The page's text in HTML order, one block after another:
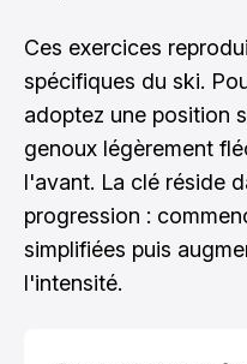
Ces exercices
spécifiques du ski.
adoptez une position
genoux légèrement
l'avant. La clé réside
progression :
simplifiées puis
l'intensité.